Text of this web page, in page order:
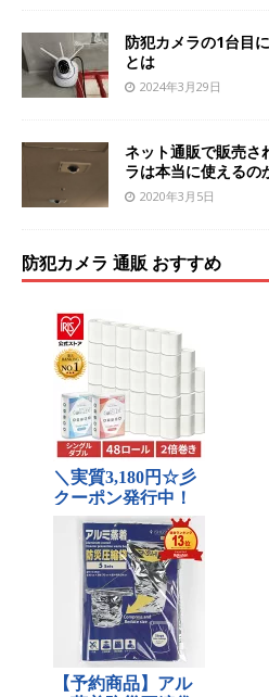
防犯カメラの1台目
とは
2024年3月29日
ネット通販で販売さ
ラは本当に使えるの
2020年3月5日
防犯カメラ 通販 おすすめ